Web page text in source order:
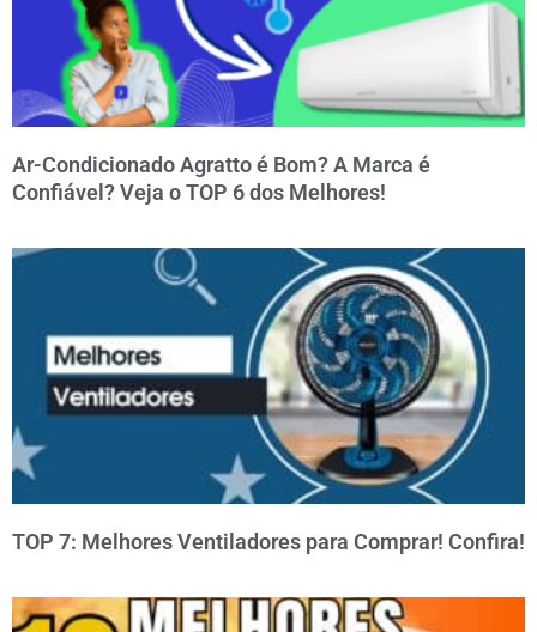
Ar-Condicionado Agratto é Bom? A Marca é
Confiável? Veja o TOP 6 dos Melhores!
TOP 7: Melhores Ventiladores para Comprar! Confira!